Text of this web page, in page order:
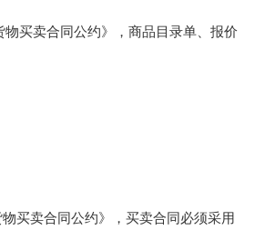
物买卖合同公约》，商品目录单、报价
买卖合同公约》，买卖合同必须采用